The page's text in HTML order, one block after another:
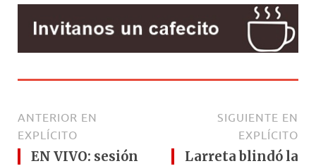
ANTERIOR EN
EXPLÍCITO
EN VIVO: sesión
SIGUIENTE EN
EXPLÍCITO
Larreta blindó la